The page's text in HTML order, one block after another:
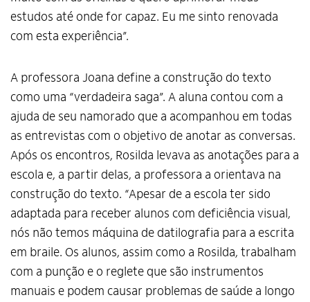
estudos até onde for capaz. Eu me sinto renovada
com esta experiência”.
A professora Joana define a construção do texto
como uma “verdadeira saga”. A aluna contou com a
ajuda de seu namorado que a acompanhou em todas
as entrevistas com o objetivo de anotar as conversas.
Após os encontros, Rosilda levava as anotações para a
escola e, a partir delas, a professora a orientava na
construção do texto. “Apesar de a escola ter sido
adaptada para receber alunos com deficiência visual,
nós não temos máquina de datilografia para a escrita
em braile. Os alunos, assim como a Rosilda, trabalham
com a punção e o reglete que são instrumentos
manuais e podem causar problemas de saúde a longo